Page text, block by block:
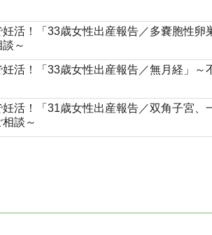
活！「33歳女性出産報告／多嚢胞性卵
～
活！「33歳女性出産報告／無月経」～
活！「31歳女性出産報告／双角子宮、
談～